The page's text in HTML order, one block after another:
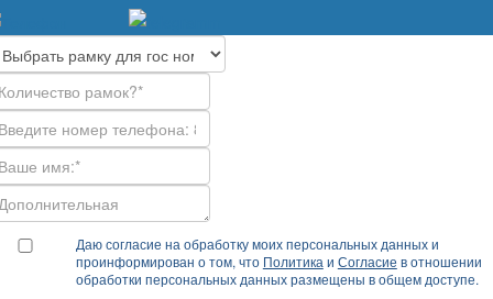
Даю согласие на обработку моих персональных данных и
проинформирован о том, что Политика и Согласие в отношении
обработки персональных данных размещены в общем доступе.